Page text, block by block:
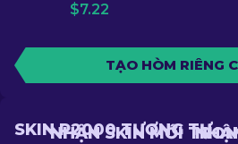
$7.22
TẠO HÒM RIÊNG
NHẬN SKIN MỚI
SKIN P2000 TƯƠNG TỰ